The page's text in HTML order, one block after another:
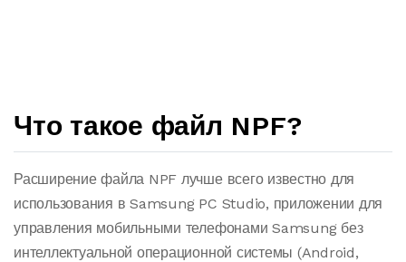
Что такое файл NPF?
Расширение файла NPF лучше всего известно для
использования в Samsung PC Studio, приложении для
управления мобильными телефонами Samsung без
интеллектуальной операционной системы (Android,